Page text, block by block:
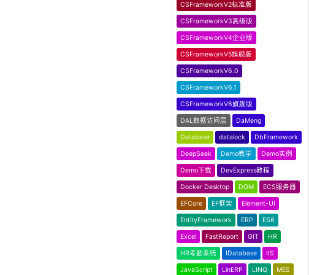
CSFrameworkV2标准版
CSFrameworkV3高级版
CSFrameworkV4企业版
CSFrameworkV5旗舰版
CSFrameworkV6.0
CSFrameworkV6.1
CSFrameworkV6旗舰版
DAL数据访问层 DaMeng
Database datalock DbFramework
DeepSeek Demo教学 Demo实例
Demo下载 DevExpress教程
Docker Desktop DOM ECS服务器
EFCore EF框架 Element-UI
EntityFramework ERP ES6
Excel FastReport GIT HR
HR考勤系统 IDatabase IIS
JavaScript LinERP LINQ MES